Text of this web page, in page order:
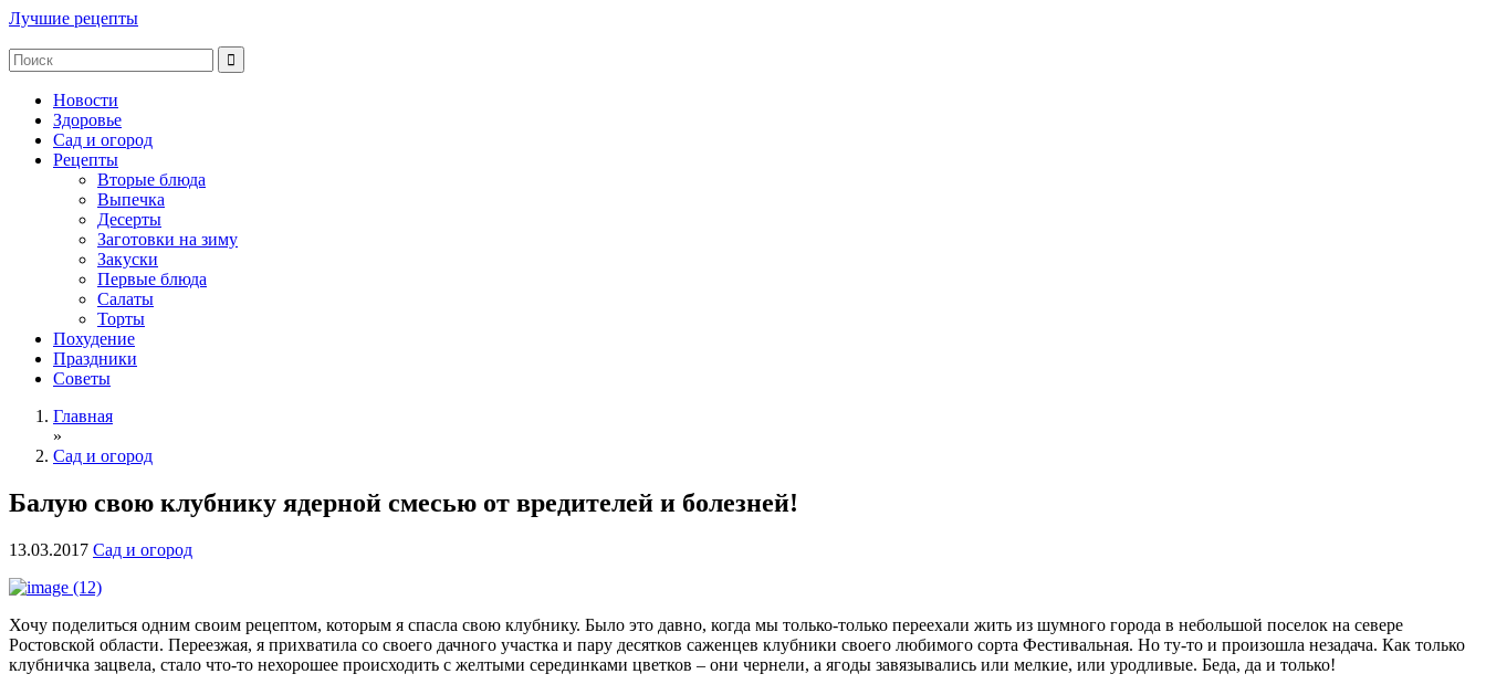
Лучшие рецепты
Новости
Здоровье
Сад и огород
Рецепты
Вторые блюда
Выпечка
Десерты
Заготовки на зиму
Закуски
Первые блюда
Салаты
Торты
Похудение
Праздники
Советы
Главная
»
Сад и огород
Балую свою клубнику ядерной смесью от вредителей и болезней!
13.03.2017 Сад и огород
Хочу поделиться одним своим рецептом, которым я спасла свою клубнику. Было это давно, когда мы только-только переехали жить из шумного города в небольшой поселок на севере
Ростовской области. Переезжая, я прихватила со своего дачного участка и пару десятков саженцев клубники своего любимого сорта Фестивальная. Но ту-то и произошла незадача. Как только
клубничка зацвела, стало что-то нехорошее происходить с желтыми серединками цветков – они чернели, а ягоды завязывались или мелкие, или уродливые. Беда, да и только!